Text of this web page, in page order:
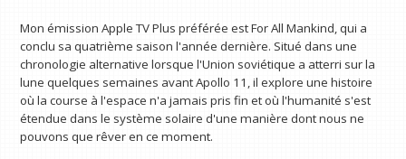
Mon émission Apple TV Plus préférée est For All Mankind, qui a
conclu sa quatrième saison l'année dernière. Situé dans une
chronologie alternative lorsque l'Union soviétique a atterri sur la
lune quelques semaines avant Apollo 11, il explore une histoire
où la course à l'espace n'a jamais pris fin et où l'humanité s'est
étendue dans le système solaire d'une manière dont nous ne
pouvons que rêver en ce moment.